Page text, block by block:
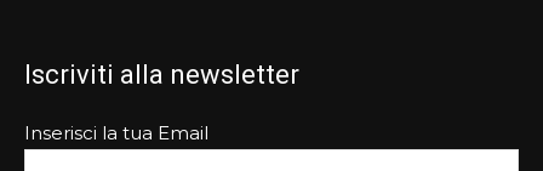
Iscriviti alla newsletter
Inserisci la tua Email